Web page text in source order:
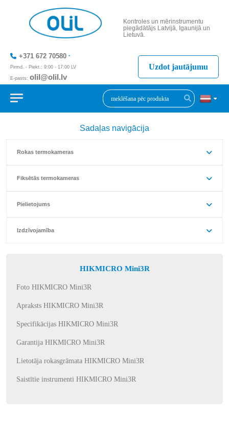
Kontroles un mērinstrumentu
piegādātājs Latvijā, Igaunijā un
Lietuvā.
+371 672 70580
Pirmd. - Piekt.: 9:00 - 17:00 LV
E-pasts: olil@olil.lv
+371 287 11411
Uzdot jautājumu
Sadaļas navigācija
Rokas termokameras
Fiksētās termokameras
Pielietojums
Izdzīvojamība
HIKMICRO Mini3R
Foto HIKMICRO Mini3R
Apraksts HIKMICRO Mini3R
Specifikācijas HIKMICRO Mini3R
Garantija HIKMICRO Mini3R
Lietotāja rokasgrāmata HIKMICRO Mini3R
Saistītie instrumenti HIKMICRO Mini3R